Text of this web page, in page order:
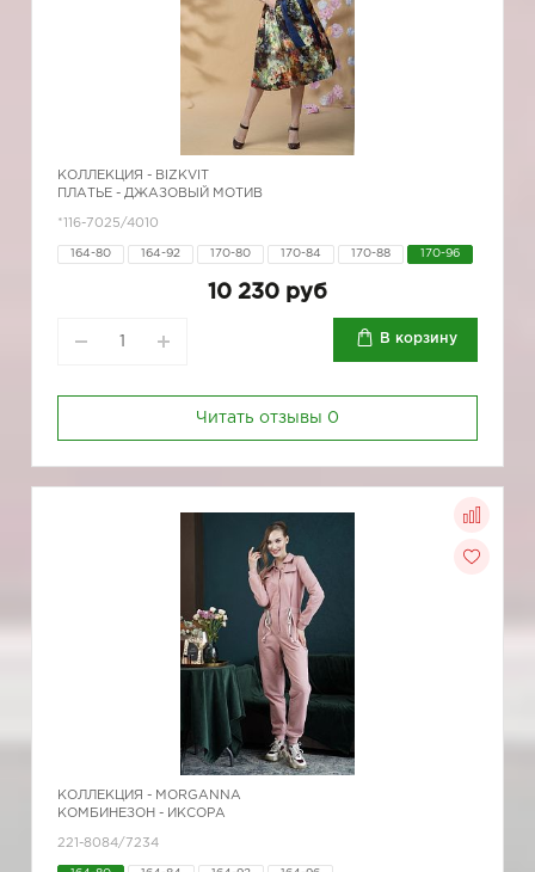
КОЛЛЕКЦИЯ - BIZKVIT
ПЛАТЬЕ - ДЖАЗОВЫЙ МОТИВ
*116-7025/4010
164-80 164-92 170-80 170-84 170-88 170-96
10 230 руб
В корзину
Читать отзывы 0
КОЛЛЕКЦИЯ - MORGANNA
КОМБИНЕЗОН - ИКСОРА
221-8084/7234